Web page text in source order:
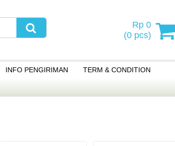
Rp 0
(0 pcs)
INFO PENGIRIMAN TERM & CONDITION